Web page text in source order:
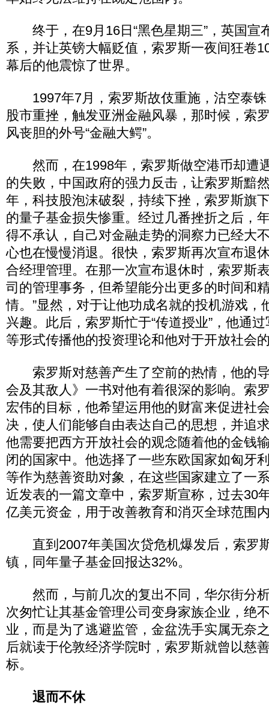
终于，在9月16日“黑色星期三”，英国宣
系，并让英镑大幅贬值，索罗斯一夜间狂卷
幕后的他震惊了世界。
1997年7月，索罗斯故伎重施，沽空泰铢
股市重挫，触发亚洲金融风暴，那时候，索
风丧胆的外号“金融大鳄”。
然而，在1998年，索罗斯做空港币却遭
的失败，中国政府的强力反击，让索罗斯黯
年，科技股泡沫破裂，持续下挫，索罗斯旗
的量子基金损失惨重。经过几番挫折之后，
得不承认，自己对金融走势的洞察力已经大
心也在慢慢消退。很快，索罗斯再次宣布退
合经理管理。在那一次宣布退休时，索罗斯
司的管理事务，但希望能分出更多的时间和
情。”显然，对于让他功成名就的投机游戏，
兴趣。此后，索罗斯忙于“传道授业”，他通
等形式传播他的投资理论和他对于开放社会
索罗斯对慈善产生了空前的热情，他的
会及其敌人》一书对他有着很深的影响。索
宏伟的目标，他希望运用他的财富来促进社
决，使人们能够自由表达自己的思想，并追
他需要把西方开放社会的观念随着他的金钱
闭的国家中。他选择了一些东欧国家如匈牙
等作为慈善资助对象，在这些国家建立了一
近发表的一篇文章中，索罗斯宣称，过去30
亿美元资金，用于改善教育和消灭全球范围
直到2007年美国次贷危机爆发后，索罗
镇，同年量子基金回报达32%。
然而，与前几次的复出不同，华尔街分
次匆忙让其基金管理公司变身家族企业，绝
业，而是为了逃避监管，金盆洗手实属无奈
后就读于伦敦经济学院时，索罗斯就曾以慈
标。
退而不休